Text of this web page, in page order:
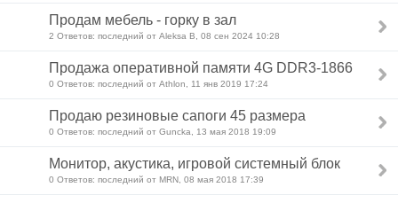
Продам мебель - горку в зал
2 Ответов: последний от Aleksa B, 08 сен 2024 10:28
Продажа оперативной памяти 4G DDR3-1866
0 Ответов: последний от Athlon, 11 янв 2019 17:24
Продаю резиновые сапоги 45 размера
0 Ответов: последний от Guncka, 13 мая 2018 19:09
Монитор, акустика, игровой системный блок
0 Ответов: последний от MRN, 08 мая 2018 17:39